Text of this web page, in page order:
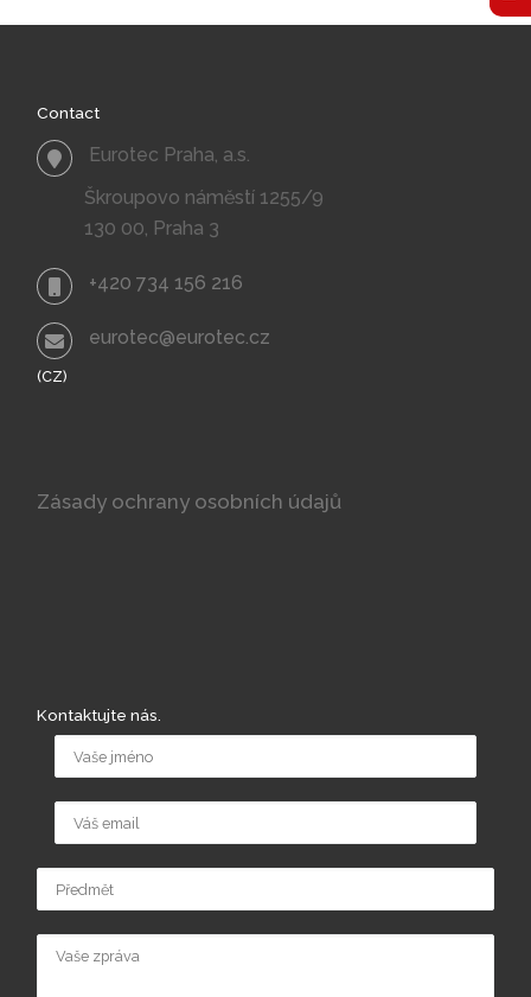
Contact
Eurotec Praha, a.s.
Škroupovo náměstí 1255/9
130 00, Praha 3
+420 734 156 216
eurotec@eurotec.cz
(CZ)
Zásady ochrany osobních údajů
Kontaktujte nás.